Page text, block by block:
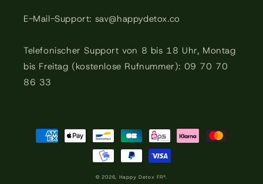
E-Mail-Support: sav@happydetox.co
Telefonischer Support von 8 bis 18 Uhr, Montag
bis Freitag (kostenlose Rufnummer): 09 70 70
86 33
Zahlungsmöglichkeiten
© 2026, Happy Detox FR®.